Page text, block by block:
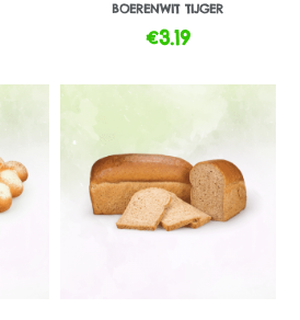
BOERENWIT TIJGER
€3.19